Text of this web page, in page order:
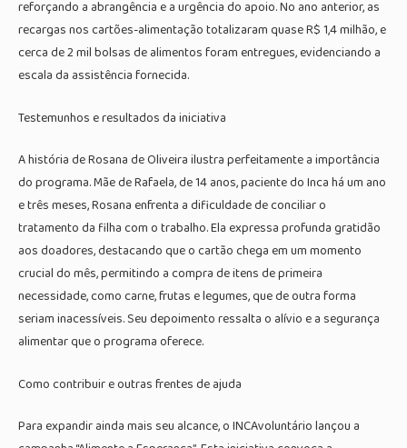
reforçando a abrangência e a urgência do apoio. No ano anterior, as
recargas nos cartões-alimentação totalizaram quase R$ 1,4 milhão, e
cerca de 2 mil bolsas de alimentos foram entregues, evidenciando a
escala da assistência fornecida.
Testemunhos e resultados da iniciativa
A história de Rosana de Oliveira ilustra perfeitamente a importância
do programa. Mãe de Rafaela, de 14 anos, paciente do Inca há um ano
e três meses, Rosana enfrenta a dificuldade de conciliar o
tratamento da filha com o trabalho. Ela expressa profunda gratidão
aos doadores, destacando que o cartão chega em um momento
crucial do mês, permitindo a compra de itens de primeira
necessidade, como carne, frutas e legumes, que de outra forma
seriam inacessíveis. Seu depoimento ressalta o alívio e a segurança
alimentar que o programa oferece.
Como contribuir e outras frentes de ajuda
Para expandir ainda mais seu alcance, o INCAvoluntário lançou a